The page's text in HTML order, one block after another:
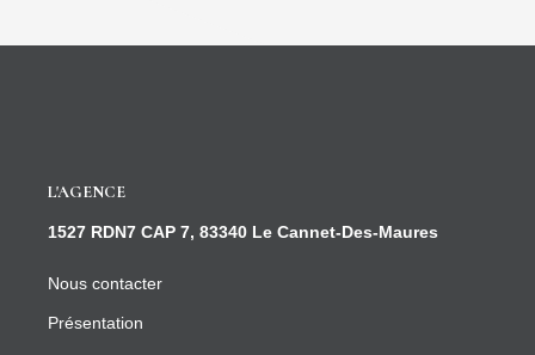
L'AGENCE
1527 RDN7 CAP 7, 83340 Le Cannet-Des-Maures
Nous contacter
Présentation